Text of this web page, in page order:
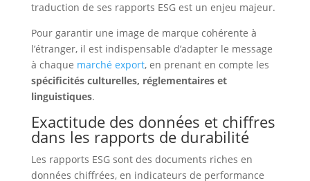
traduction de ses rapports ESG est un enjeu majeur.
Pour garantir une image de marque cohérente à
l’étranger, il est indispensable d’adapter le message
à chaque marché export, en prenant en compte les
spécificités culturelles, réglementaires et
linguistiques.
Exactitude des données et chiffres
dans les rapports de durabilité
Les rapports ESG sont des documents riches en
données chiffrées, en indicateurs de performance